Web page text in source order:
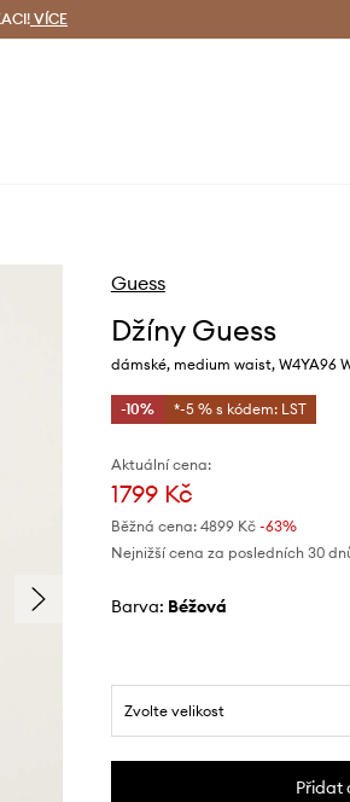
h VÍCE
Guess
Džíny Guess
dámské, medium waist, W4YA96
-10% *-5 % s kódem: LST
Aktuální cena:
1799 Kč
Běžná cena: 4899 Kč-63%
Nejnižší cena za posledních 30
Barva: béžová
Zvolte velikost
Přidat